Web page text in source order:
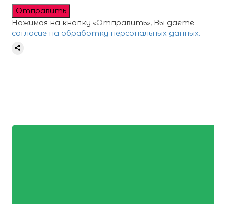
Отправить
Нажимая на кнопку «Отправить», Вы даете
согласие на обработку персональных данных.